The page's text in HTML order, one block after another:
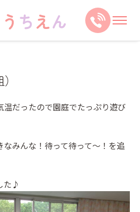
だったので園庭でたっぷり遊び
なみんな！待って待って～！を追
た♪